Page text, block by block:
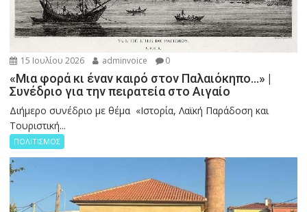
15 Ιουλίου 2026 adminvoice 0
«Μια φορά κι έναν καιρό στον Παλαιόκηπο…» |
Συνέδριο για την πειρατεία στο Αιγαίο
Διήμερο συνέδριο με θέμα «Ιστορία, Λαϊκή Παράδοση και
Τουριστική...
ΠΟΛΙΤΙΣΜΟΣ